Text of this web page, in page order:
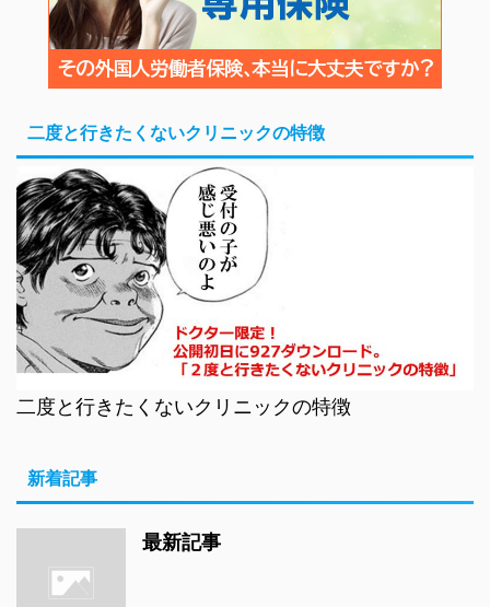
二度と行きたくないクリニックの特徴
二度と行きたくないクリニックの特徴
新着記事
最新記事